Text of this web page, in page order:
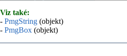
Viz také:
- PmgString (objekt)
- PmgBox (objekt)